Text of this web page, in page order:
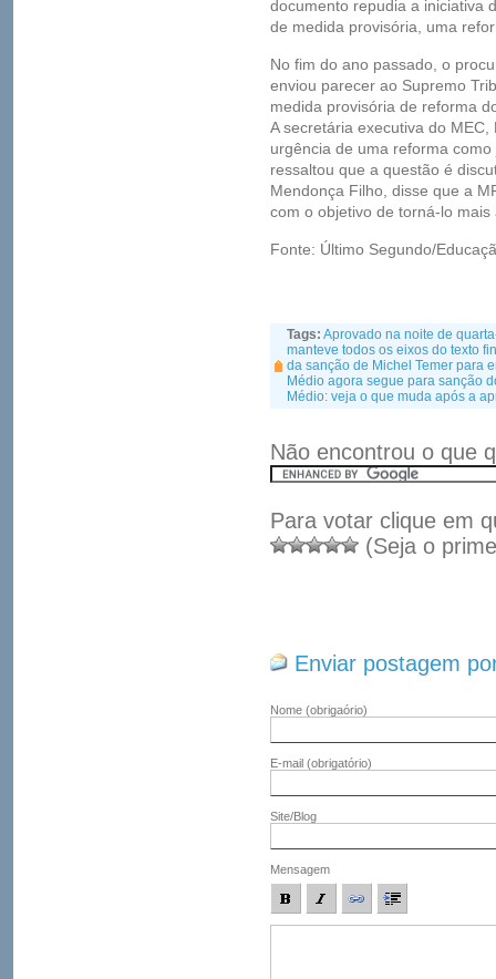
documento repudia a iniciativa
de medida provisória, uma
No fim do ano passado, o
enviou parecer ao Supremo
medida provisória de reforma
A secretária executiva do
urgência de uma reforma
ressaltou que a questão é
Mendonça Filho, disse que a
com o objetivo de torná-lo
Fonte: Último Segundo/
Tags: Aprovado na noite de
manteve todos os eixos do texto
da sanção de Michel Temer para
Médio agora segue para sanção
Médio: veja o que muda após a
Não encontrou o que
Para votar clique em
(Seja o
Enviar postagem
Nome (obrigaório)
E-mail (obrigatório)
Site/Blog
Mensagem